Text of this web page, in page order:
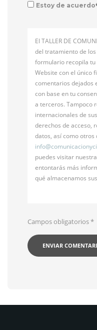
Estoy de acuerdo
El TALLER DE
del tratamiento de
formulario recopila
Website con el único
comentarios dejados
con base en tu
a terceros. Tampoco
internacionales de
derechos de acceso,
datos, así como otros
info@
puedes visitar nuestra
entontarás más
qué almacenamos
Campos obligatorios*